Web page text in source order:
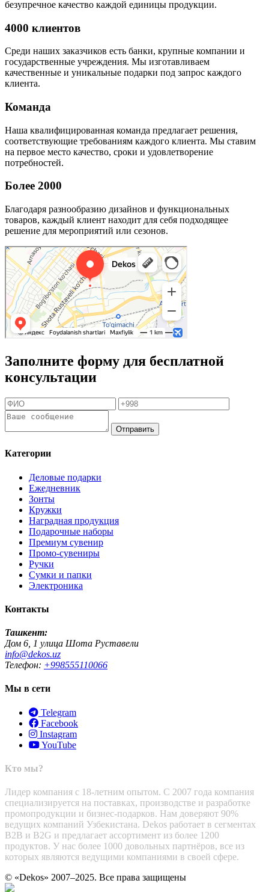
безупречное качество каждой единицы продукции.
4000 клиентов
Среди наших заказчиков есть банки, крупные компании и
государственные учреждения. Мы изготавливаем
качественные и уникальные подарки под запрос каждого
клиента.
Команда
Наша квалифицированная команда предлагает решения,
соответствующие требованиям каждого клиента. Мы ставим
на первое место качество, сроки и удовлетворение
потребностей.
Более 2000
Благодаря разнообразию дизайнов и функциональных
товаров, каждый клиент находит для себя подходящее
решение для мероприятий или сезонов.
Заполните форму для бесплатной
консультации
Отправить
Категории
Деловые подарки
Ежедневник
Зонты
Кружки
Наградная продукция
Подарочные наборы
Премиум сувенир
Промо-сувениры
Ручки
Сумки и папки
Электроника
Контакты
Ташкент:
Дом 6, 1 улица Шота Руставели
info@dekos.uz
Телефон: +998555110066
Мы в сети
Telegram
Facebook
Instagram
YouTube
Кто мы?
Лидер компания с 18-летним опытом. С 2007 года компания
специализируется на поставках, производстве и разработке
промопродукции и бизнес-подарков. Нам доверяют 90%
ведущих компаний Узбекистана. Dekos работает в сегментах
B2B и B2G и предлагает ассортимент из более 1200
продуктов. У нас более 1000 довольных партнёров, все из
которых являются ведущими компаниями в своей сфере.
© «Dekos» 2007–2025. Все права защищены